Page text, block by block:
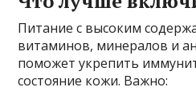
Питание с высоким
витаминов, минералов и
поможет укрепить
состояние кожи. Важно: